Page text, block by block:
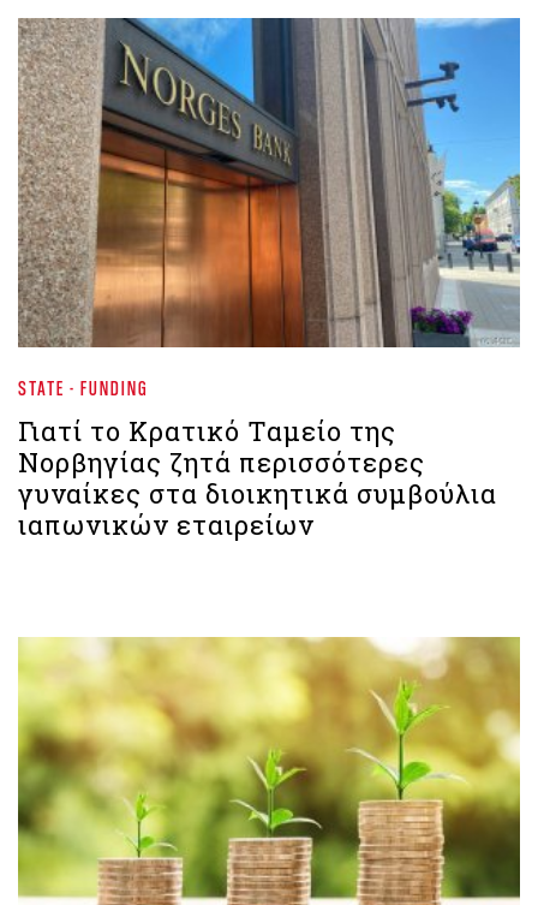
STATE - FUNDING
Γιατί το Κρατικό Ταμείο της
Νορβηγίας ζητά περισσότερες
γυναίκες στα διοικητικά συμβούλια
ιαπωνικών εταιρείων